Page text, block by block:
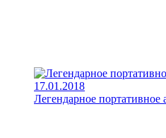
17.01.2018
Легендарное портативное